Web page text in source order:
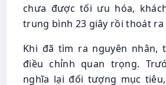
chưa được tối ưu hóa,
trung bình 23 giây rồi thoát ra
Khi đã tìm ra nguyên nhân,
điều chỉnh quan trọng.
nghĩa lại đối tượng mục